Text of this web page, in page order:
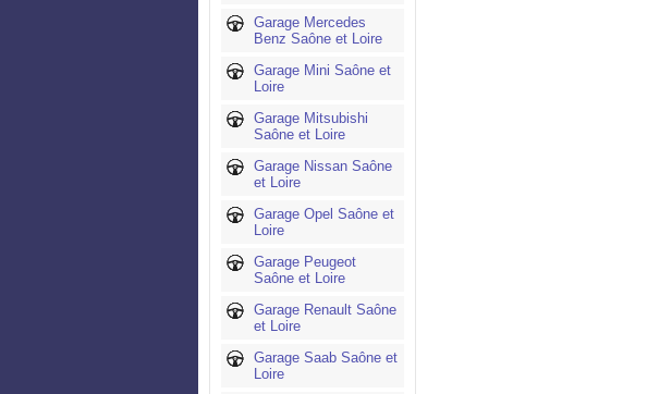
Garage Mercedes
Benz Saône et Loire
Garage Mini Saône et
Loire
Garage Mitsubishi
Saône et Loire
Garage Nissan Saône
et Loire
Garage Opel Saône et
Loire
Garage Peugeot
Saône et Loire
Garage Renault Saône
et Loire
Garage Saab Saône et
Loire